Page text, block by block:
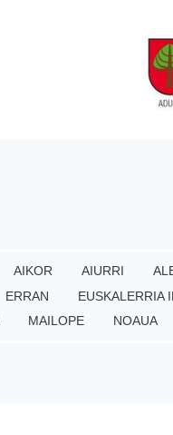
AIKOR AIURRI
ERRAN EUSKALERRIA
MAILOPE NOAUA